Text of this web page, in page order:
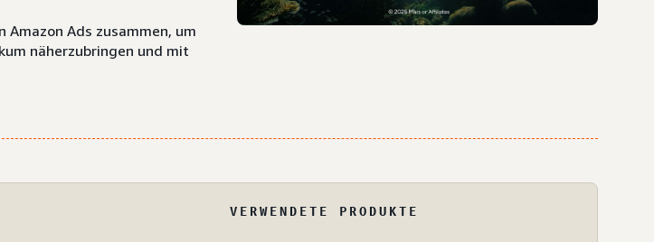
Amazon Ads zusammen, um
näherzubringen und mit
VERWENDETE PRODUKTE